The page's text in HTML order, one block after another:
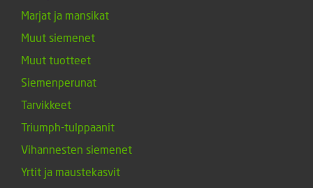
Marjat ja mansikat
Muut siemenet
Muut tuotteet
Siemenperunat
Tarvikkeet
Triumph-tulppaanit
Vihannesten siemenet
Yrtit ja maustekasvit